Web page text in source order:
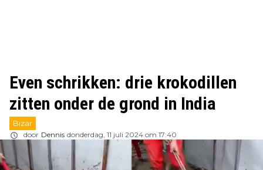
Even schrikken: drie krokodillen
zitten onder de grond in India
Bizar
door Dennis donderdag, 11 juli 2024 om 17:40